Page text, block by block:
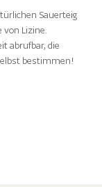
Sauerteig
von Lizine.
abrufbar, die
bestimmen!